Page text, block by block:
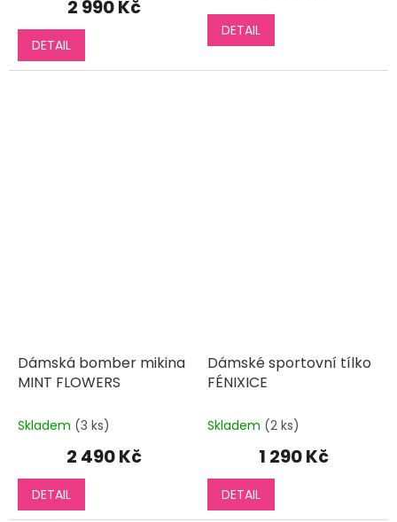
2 990 Kč
DETAIL
je
5,0
z
DETAIL
Dámská bomber mikina
MINT FLOWERS
Skladem (3 ks)
2 490 Kč
DETAIL
Dámské sportovní tílko
FÉNIXICE
Skladem (2 ks)
1 290 Kč
DETAIL